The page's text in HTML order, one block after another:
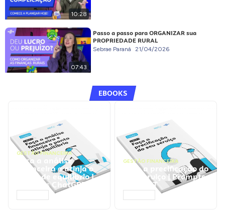
10:28
07:43
Passo a passo para ORGANIZAR sua
PROPRIEDADE RURAL
Sebrae Paraná 21/04/2026
EBOOKS
GESTÃO FINANCEIRA
Faça a análise
financeira e atinja o
ponto de equilíbrio |
Prompts ChatGPT
GESTÃO FINANCEIRA
Faça a precificação do
seu serviço | Prompts
ChatGPT